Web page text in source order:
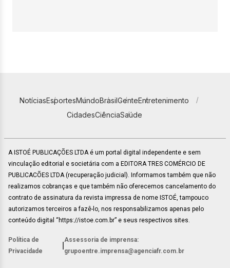
NotíciasEsportesMundoBrasilGenteEntretenimento
CidadesCiênciaSaúde
A ISTOÉ PUBLICAÇÕES LTDA é um portal digital independente e sem
vinculação editorial e societária com a EDITORA TRES COMÉRCIO DE
PUBLICACÕES LTDA (recuperação judicial). Informamos também que não
realizamos cobranças e que também não oferecemos cancelamento do
contrato de assinatura da revista impressa de nome ISTOÉ, tampouco
autorizamos terceiros a fazê-lo, nos responsabilizamos apenas pelo
conteúdo digital “https://istoe.com.br” e seus respectivos sites.
Política de
Privacidade
Assessoria de imprensa:
grupoentre.imprensa@agenciafr.com.br